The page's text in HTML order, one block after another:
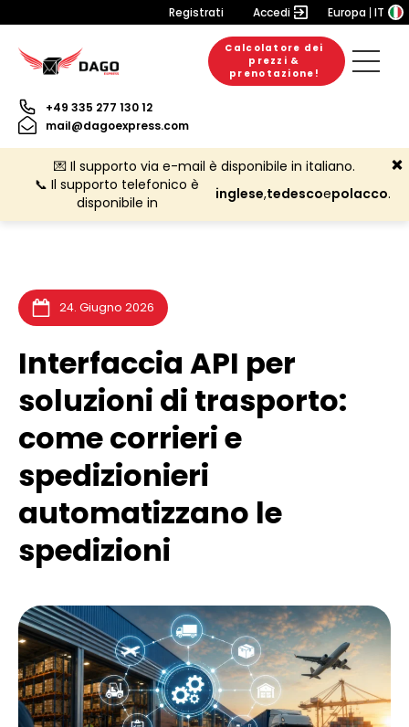
Registrati Accedi Europa IT
Calcolatore dei
prezzi &
prenotazione!
+49 335 277 130 12
mail@dagoexpress.com
💌 Il supporto via e-mail è disponibile in italiano.
📞 Il supporto telefonico è
disponibile in
inglese,tedescoepolacco.
24. Giugno 2026
Interfaccia API per
soluzioni di trasporto:
come corrieri e
spedizionieri
automatizzano le
spedizioni
20. Luglio 2026
6. Luglio 2026
3. Luglio 2026